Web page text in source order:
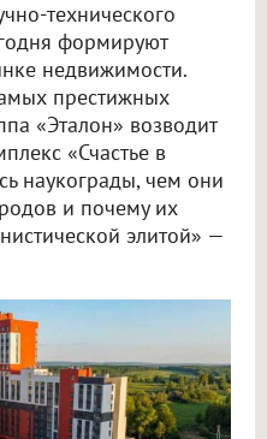
технического
формируют
недвижимости.
престижных
«Эталон» возводит
«Счастье в
наукограды, чем они
и почему их
элитой» —